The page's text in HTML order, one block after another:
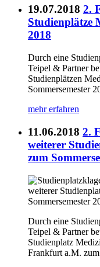
19.07.2018 2.
Studienplätze
2018
Durch eine
Teipel & Partner
Studienplätzen
Sommersemester
mehr erfahren
11.06.2018 2.
weiterer
zum
Durch eine
Teipel & Partner
Studienplatz
Frankfurt a.M. zum